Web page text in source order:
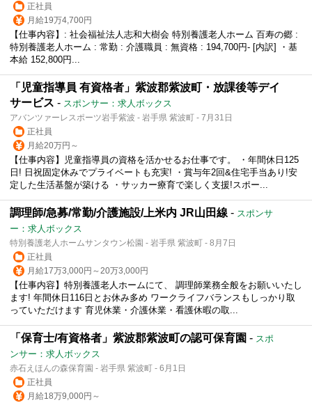
正社員
月給19万4,700円
【仕事内容】: 社会福祉法人志和大樹会 特別養護老人ホーム 百寿の郷 :
特別養護老人ホーム : 常勤 : 介護職員 : 無資格 : 194,700円‐ [内訳] ・基
本給 152,800円...
「児童指導員 有資格者」紫波郡紫波町・放課後等デイ
サービス - スポンサー：求人ボックス
アバンツァーレスポーツ岩手紫波 - 岩手県 紫波町 - 7月31日
正社員
月給20万円～
【仕事内容】児童指導員の資格を活かせるお仕事です。 ・年間休日125
日! 日祝固定休みでプライベートも充実! ・賞与年2回&住宅手当あり!安
定した生活基盤が築ける ・サッカー療育で楽しく支援!スポー...
調理師/急募/常勤/介護施設/上米内 JR山田線 - スポンサ
ー：求人ボックス
特別養護老人ホームサンタウン松園 - 岩手県 紫波町 - 8月7日
正社員
月給17万3,000円～20万3,000円
【仕事内容】特別養護老人ホームにて、 調理師業務全般をお願いいたし
ます! 年間休日116日とお休み多め ワークライフバランスもしっかり取
っていただけます 育児休業・介護休業・看護休暇の取...
「保育士/有資格者」紫波郡紫波町の認可保育園 - スポ
ンサー：求人ボックス
赤石えほんの森保育園 - 岩手県 紫波町 - 6月1日
正社員
月給18万9,000円～